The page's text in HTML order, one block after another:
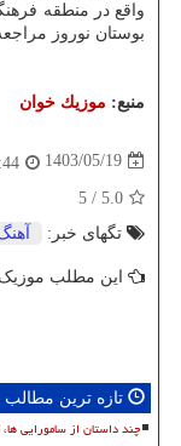
واقع در منطقه
بوستان نوروز
منبع: موزیك خوان
1403/05/19
5.0
/
5
تگهای خبر:
این مطلب
تازه ترین
چند داستان از سامورایی